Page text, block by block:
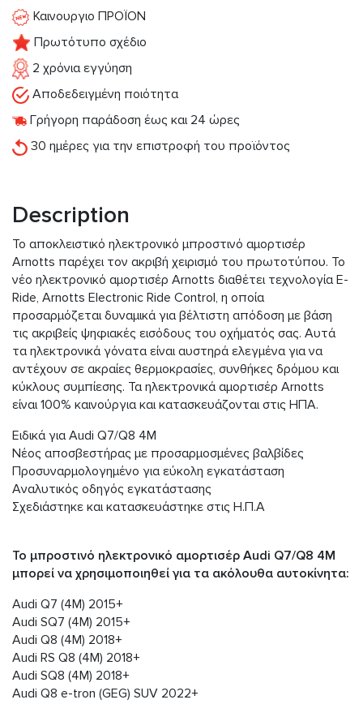
Καινουργιο ΠΡΟΪΟΝ
Πρωτότυπο σχέδιο
2 χρόνια εγγύηση
Αποδεδειγμένη ποιότητα
Γρήγορη παράδοση έως και 24 ώρες
30 ημέρες για την επιστροφή του προϊόντος
Description
Το αποκλειστικό ηλεκτρονικό μπροστινό αμορτισέρ
Arnotts παρέχει τον ακριβή χειρισμό του πρωτοτύπου. Το
νέο ηλεκτρονικό αμορτισέρ Arnotts διαθέτει τεχνολογία E-
Ride, Arnotts Electronic Ride Control, η οποία
προσαρμόζεται δυναμικά για βέλτιστη απόδοση με βάση
τις ακριβείς ψηφιακές εισόδους του οχήματός σας. Αυτά
τα ηλεκτρονικά γόνατα είναι αυστηρά ελεγμένα για να
αντέχουν σε ακραίες θερμοκρασίες, συνθήκες δρόμου και
κύκλους συμπίεσης. Τα ηλεκτρονικά αμορτισέρ Arnotts
είναι 100% καινούργια και κατασκευάζονται στις ΗΠΑ.
Ειδικά για Audi Q7/Q8 4M
Νέος αποσβεστήρας με προσαρμοσμένες βαλβίδες
Προσυναρμολογημένο για εύκολη εγκατάσταση
Αναλυτικός οδηγός εγκατάστασης
Σχεδιάστηκε και κατασκευάστηκε στις Η.Π.Α
Το μπροστινό ηλεκτρονικό αμορτισέρ Audi Q7/Q8 4M
μπορεί να χρησιμοποιηθεί για τα ακόλουθα αυτοκίνητα:
Audi Q7 (4M) 2015+
Audi SQ7 (4M) 2015+
Audi Q8 (4M) 2018+
Audi RS Q8 (4M) 2018+
Audi SQ8 (4M) 2018+
Audi Q8 e-tron (GEG) SUV 2022+